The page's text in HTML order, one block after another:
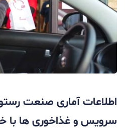
اطلاعات آماری صنعت
سرویس و غذاخوری‌ ها با